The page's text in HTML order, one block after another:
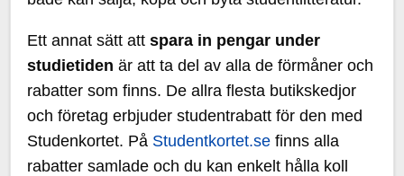
Ett annat sätt attspara in pengar under
studietiden är att ta del av alla de förmåner och
rabatter som finns. De allra flesta butikskedjor
och företag erbjuder studentrabatt för den med
Studenkortet. På Studentkortet.se finns alla
rabatter samlade och du kan enkelt hålla koll